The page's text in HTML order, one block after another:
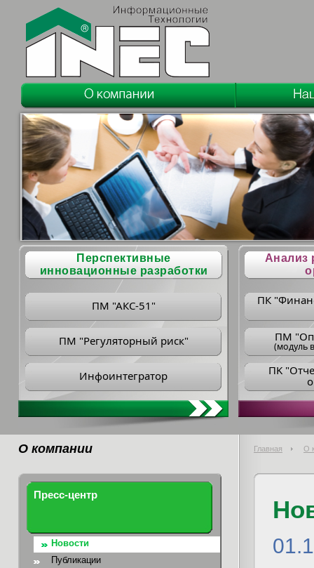
Перспективные
инновационные разработки
ПМ "АКС-51"
ПМ "Регуляторный риск"
Инфоинтегратор
Анализ
ПК
ПM
(модуль
ПK
О компании Главная О
Пресс-центр
Новости
Публикации